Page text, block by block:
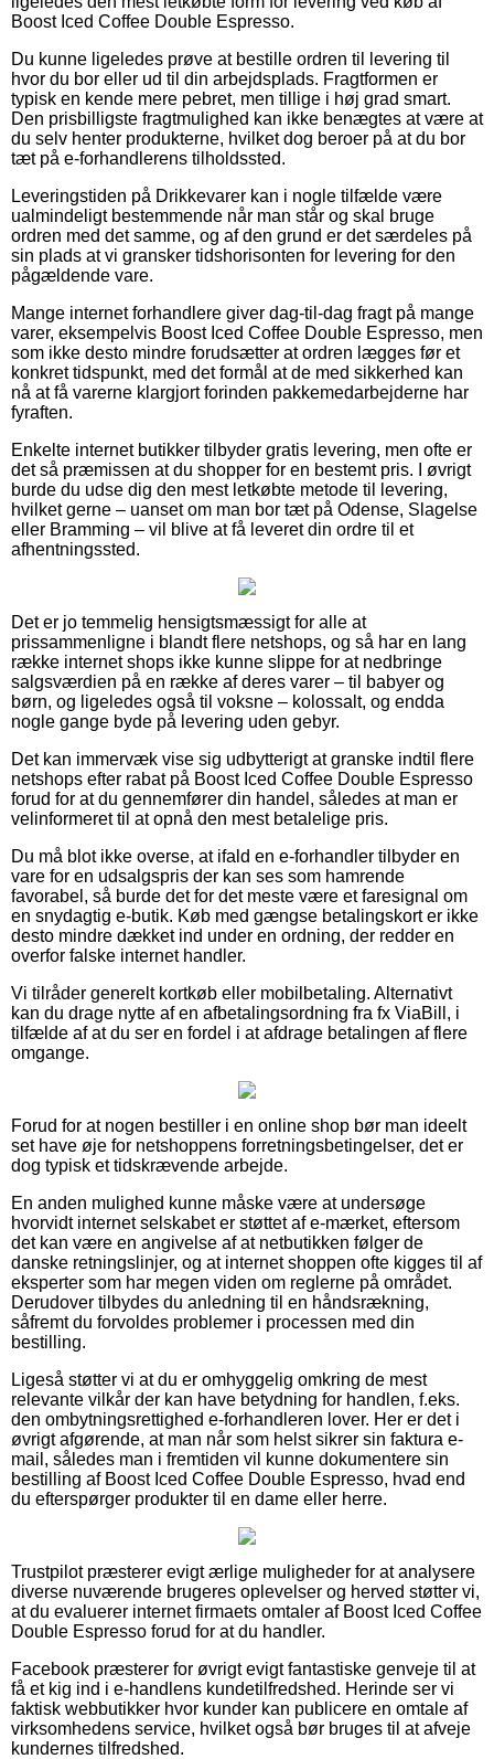
Boost Iced Coffee Double Espresso.
Du kunne ligeledes prøve at bestille ordren til levering til
hvor du bor eller ud til din arbejdsplads. Fragtformen er
typisk en kende mere pebret, men tillige i høj grad smart.
Den prisbilligste fragtmulighed kan ikke benægtes at være at
du selv henter produkterne, hvilket dog beroer på at du bor
tæt på e-forhandlerens tilholdssted.
Leveringstiden på Drikkevarer kan i nogle tilfælde være
ualmindeligt bestemmende når man står og skal bruge
ordren med det samme, og af den grund er det særdeles på
sin plads at vi gransker tidshorisonten for levering for den
pågældende vare.
Mange internet forhandlere giver dag-til-dag fragt på mange
varer, eksempelvis Boost Iced Coffee Double Espresso, men
som ikke desto mindre forudsætter at ordren lægges før et
konkret tidspunkt, med det formål at de med sikkerhed kan
nå at få varerne klargjort forinden pakkemedarbejderne har
fyraften.
Enkelte internet butikker tilbyder gratis levering, men ofte er
det så præmissen at du shopper for en bestemt pris. I øvrigt
burde du udse dig den mest letkøbte metode til levering,
hvilket gerne – uanset om man bor tæt på Odense, Slagelse
eller Bramming – vil blive at få leveret din ordre til et
afhentningssted.
Det er jo temmelig hensigtsmæssigt for alle at
prissammenligne i blandt flere netshops, og så har en lang
række internet shops ikke kunne slippe for at nedbringe
salgsværdien på en række af deres varer – til babyer og
børn, og ligeledes også til voksne – kolossalt, og endda
nogle gange byde på levering uden gebyr.
Det kan immervæk vise sig udbytterigt at granske indtil flere
netshops efter rabat på Boost Iced Coffee Double Espresso
forud for at du gennemfører din handel, således at man er
velinformeret til at opnå den mest betalelige pris.
Du må blot ikke overse, at ifald en e-forhandler tilbyder en
vare for en udsalgspris der kan ses som hamrende
favorabel, så burde det for det meste være et faresignal om
en snydagtig e-butik. Køb med gængse betalingskort er ikke
desto mindre dækket ind under en ordning, der redder en
overfor falske internet handler.
Vi tilråder generelt kortkøb eller mobilbetaling. Alternativt
kan du drage nytte af en afbetalingsordning fra fx ViaBill, i
tilfælde af at du ser en fordel i at afdrage betalingen af flere
omgange.
Forud for at nogen bestiller i en online shop bør man ideelt
set have øje for netshoppens forretningsbetingelser, det er
dog typisk et tidskrævende arbejde.
En anden mulighed kunne måske være at undersøge
hvorvidt internet selskabet er støttet af e-mærket, eftersom
det kan være en angivelse af at netbutikken følger de
danske retningslinjer, og at internet shoppen ofte kigges til af
eksperter som har megen viden om reglerne på området.
Derudover tilbydes du anledning til en håndsrækning,
såfremt du forvoldes problemer i processen med din
bestilling.
Ligeså støtter vi at du er omhyggelig omkring de mest
relevante vilkår der kan have betydning for handlen, f.eks.
den ombytningsrettighed e-forhandleren lover. Her er det i
øvrigt afgørende, at man når som helst sikrer sin faktura e-
mail, således man i fremtiden vil kunne dokumentere sin
bestilling af Boost Iced Coffee Double Espresso, hvad end
du efterspørger produkter til en dame eller herre.
Trustpilot præsterer evigt ærlige muligheder for at analysere
diverse nuværende brugeres oplevelser og herved støtter vi,
at du evaluerer internet firmaets omtaler af Boost Iced Coffee
Double Espresso forud for at du handler.
Facebook præsterer for øvrigt evigt fantastiske genveje til at
få et kig ind i e-handlens kundetilfredshed. Herinde ser vi
faktisk webbutikker hvor kunder kan publicere en omtale af
virksomhedens service, hvilket også bør bruges til at afveje
kundernes tilfredshed.